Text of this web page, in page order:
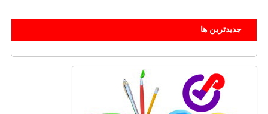
جدیدترین ها